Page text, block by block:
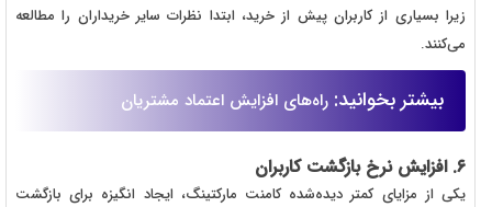
زیرا بسیاری از کاربران پیش از خرید، ابتدا نظرات سایر خریداران را مطالعه
می‌کنند.
بیشتر بخوانید: راه‌های افزایش اعتماد مشتریان
۶. افزایش نرخ بازگشت کاربران
یکی از مزایای کمتر دیده‌شده کامنت مارکتینگ، ایجاد انگیزه برای بازگشت